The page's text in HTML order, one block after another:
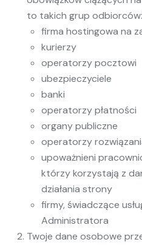
to takich grup odbiorców:
firma hostingowa na
kurierzy
operatorzy pocztowi
ubezpieczyciele
banki
operatorzy płatności
organy publiczne
operatorzy
upoważnieni
którzy korzystają z
działania strony
firmy, świadczące
Administratora
Twoje dane osobowe